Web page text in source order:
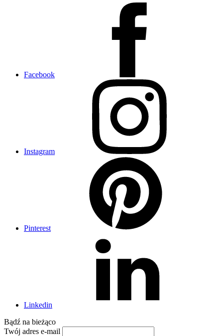
Facebook
Instagram
Pinterest
Linkedin
Bądź na bieżąco
Twój adres e-mail